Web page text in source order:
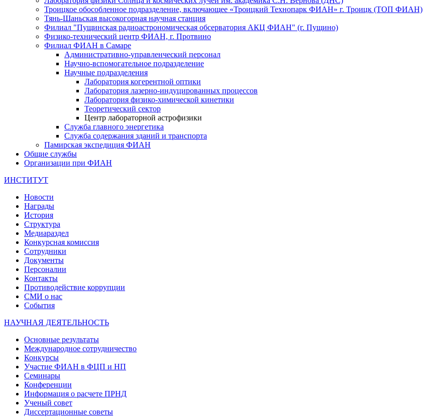
Троицкое обособленное подразделение, включающее «Троицкий Технопарк ФИАН» г. Троицк (ТОП ФИАН)
Тянь-Шаньская высокогорная научная станция
Филиал "Пущинская радиоастрономическая обсерватория АКЦ ФИАН" (г. Пущино)
Физико-технический центр ФИАН, г. Протвино
Филиал ФИАН в Самаре
Административно-управленческий персонал
Научно-вспомогательное подразделение
Научные подразделения
Лаборатория когерентной оптики
Лаборатория лазерно-индуцированных процессов
Лаборатория физико-химической кинетики
Теоретический сектор
Центр лабораторной астрофизики
Служба главного энергетика
Служба содержания зданий и транспорта
Памирская экспедиция ФИАН
Общие службы
Организации при ФИАН
ИНСТИТУТ
Новости
Награды
История
Структура
Медиараздел
Конкурсная комиссия
Сотрудники
Документы
Персоналии
Контакты
Противодействие коррупции
СМИ о нас
События
НАУЧНАЯ ДЕЯТЕЛЬНОСТЬ
Основные результаты
Международное сотрудничество
Конкурсы
Участие ФИАН в ФЦП и НП
Семинары
Конференции
Информация о расчете ПРНД
Ученый совет
Диссертационные советы